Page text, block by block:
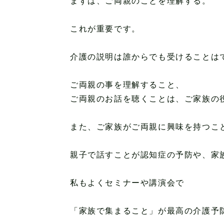
これが重要です。
介護の説明は誰からでも受けることは
ご両親の事を理解すること、
ご両親のお話を聴くことは、ご家族の
また、ご家族がご両親に興味を持つ
親子で話すことが認知症の予防や、
私もよくセミナーや講演会で
「家族で集まること」が最高の介護